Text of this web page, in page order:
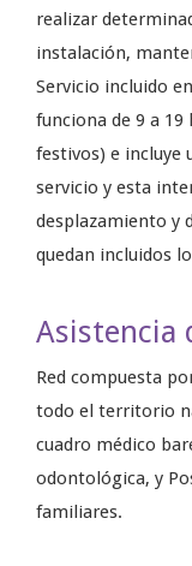
realizar
instalación,
Servicio incluido
funciona de 9 a 19
festivos) e incluye
servicio y esta
desplazamiento y
quedan incluidos
Asistencia
Red compuesta
todo el territorio
cuadro médico
odontológica, y
familiares.